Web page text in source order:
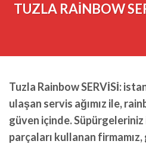
TUZLA RAİNBOW
Tuzla Rainbow SERVİSİ:
ulaşan servis ağımız ile,
güven içinde.
parçaları kullanan